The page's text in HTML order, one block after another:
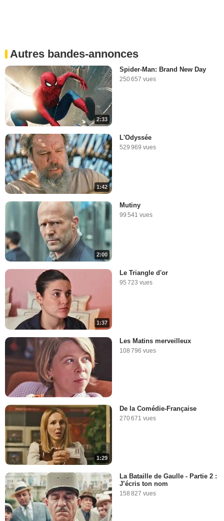
Autres bandes-annonces
2:33
Spider-Man: Brand New Day
250 657 vues
1:42
L'Odyssée
529 969 vues
2:00
Mutiny
99 541 vues
1:37
Le Triangle d'or
95 723 vues
Les Matins merveilleux
108 796 vues
1:29
De la Comédie-Française
270 671 vues
La Bataille de Gaulle - Partie 2 :
J’écris ton nom
158 827 vues